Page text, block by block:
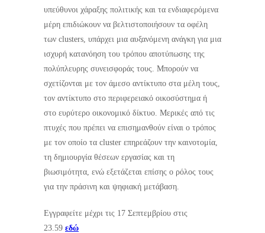
υπεύθυνοι χάραξης πολιτικής και τα ενδιαφερόμενα
μέρη επιδιώκουν να βελτιστοποιήσουν τα οφέλη
των clusters, υπάρχει μια αυξανόμενη ανάγκη για μια
ισχυρή κατανόηση του τρόπου αποτύπωσης της
πολύπλευρης συνεισφοράς τους. Μπορούν να
σχετίζονται με τον άμεσο αντίκτυπο στα μέλη τους,
τον αντίκτυπο στο περιφερειακό οικοσύστημα ή
στο ευρύτερο οικονομικό δίκτυο. Μερικές από τις
πτυχές που πρέπει να επισημανθούν είναι ο τρόπος
με τον οποίο τα cluster επηρεάζουν την καινοτομία,
τη δημιουργία θέσεων εργασίας και τη
βιωσιμότητα, ενώ εξετάζεται επίσης ο ρόλος τους
για την πράσινη και ψηφιακή μετάβαση.
Εγγραφείτε μέχρι τις 17 Σεπτεμβρίου στις
23.59 εδώ